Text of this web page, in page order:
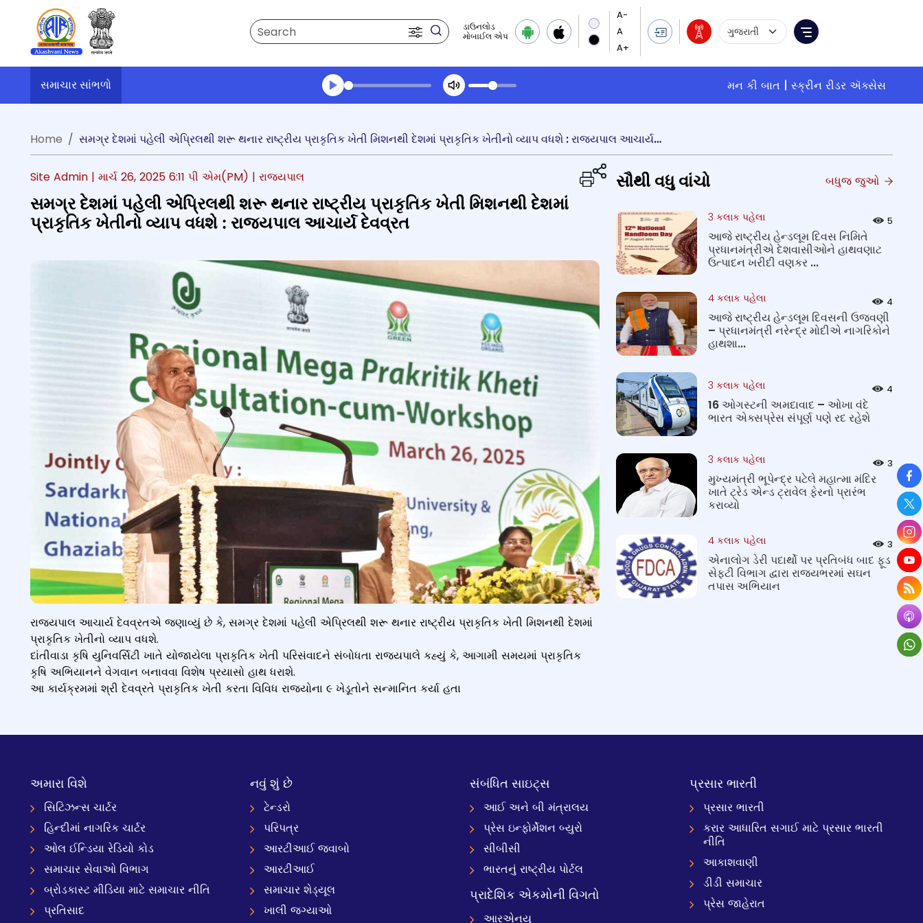
Search
ડાઉનલોડ
મોબાઈલ એપ
Language Selection
Menu
સમાચાર સાંભળો મન કી બાત
સ્ક્રીન રીડર ઍક્સેસ
Transcript summary
Home
સમગ્ર દેશમાં પહેલી એપ્રિલથી શરૂ થનાર રાષ્ટ્રીય પ્રાકૃતિક ખેતી મિશનથી દેશમાં પ્રાકૃતિક ખેતીનો વ્યાપ વધશે : રાજ્યપાલ આચાર્ય દેવવ્રત
Site Admin | માર્ચ 26, 2025 6:11 પી એમ(PM) | રાજ્યપાલ
સમગ્ર દેશમાં પહેલી એપ્રિલથી શરૂ થનાર રાષ્ટ્રીય પ્રાકૃતિક ખેતી મિશનથી દેશમાં
પ્રાકૃતિક ખેતીનો વ્યાપ વધશે : રાજ્યપાલ આચાર્ય દેવવ્રત
રાજ્યપાલ આચાર્ય દેવવ્રતએ જણાવ્યું છે કે, સમગ્ર દેશમાં પહેલી એપ્રિલથી શરૂ થનાર રાષ્ટ્રીય પ્રાકૃતિક ખેતી મિશનથી દેશમાં
પ્રાકૃતિક ખેતીનો વ્યાપ વધશે.
દાંતીવાડા કૃષિ યુનિવર્સિટી ખાતે યોજાયેલા પ્રાકૃતિક ખેતી પરિસંવાદને સંબોધતા રાજ્યપાલે કહ્યું કે, આગામી સમયમાં પ્રાકૃતિક
કૃષિ અભિયાનને વેગવાન બનાવવા વિશેષ પ્રયાસો હાથ ધરાશે.
આ કાર્યક્રમમાં શ્રી દેવવ્રતે પ્રાકૃતિક ખેતી કરતા વિવિધ રાજયોના ૯ ખેડૂતોને સન્માનિત કર્યા હતા
સૌથી વધુ વાંચો બધુજ જુઓ
3 કલાક પહેલા 5
આજે રાષ્ટ્રીય હેન્ડલૂમ દિવસ નિમિતે
પ્રધાનમંત્રીએ દેશવાસીઓને હાથવણાટ
ઉત્પાદન ખરીદી વણકર ...
4 કલાક પહેલા 4
આજે રાષ્ટ્રીય હેન્ડલૂમ દિવસની ઉજવણી
– પ્રધાનમંત્રી નરેન્દ્ર મોદીએ નાગરિકોને
હાથશા...
3 કલાક પહેલા 4
16 ઓગસ્ટની અમદાવાદ – ઓખા વંદે
ભારત એક્સપ્રેસ સંપૂર્ણ પણે રદ રહેશે
3 કલાક પહેલા 3
મુખ્યમંત્રી ભૂપેન્દ્ર પટેલે મહાત્મા મંદિર
ખાતે ટ્રેડ એન્ડ ટ્રાવેલ ફેરનો પ્રારંભ
કરાવ્યો
4 કલાક પહેલા 3
એનાલોગ ડેરી પદાર્થો પર પ્રતિબંધ બાદ ફૂડ
સેફટી વિભાગ દ્વારા રાજ્યભરમાં સઘન
તપાસ અભિયાન
અમારા વિશે
સિટિઝન્સ ચાર્ટર
હિન્દીમાં નાગરિક ચાર્ટર
ઓલ ઈન્ડિયા રેડિયો કોડ
સમાચાર સેવાઓ વિભાગ
બ્રોડકાસ્ટ મીડિયા માટે સમાચાર નીતિ
પ્રતિસાદ
નવું શું છે
ટેન્ડરો
પરિપત્ર
આરટીઆઈ જવાબો
આરટીઆઈ
સમાચાર શેડ્યૂલ
ખાલી જગ્યાઓ
સંબંધિત સાઇટ્સ
આઈ અને બી મંત્રાલય
પ્રેસ ઇન્ફોર્મેશન બ્યુરો
સીબીસી
ભારતનું રાષ્ટ્રીય પોર્ટલ
પ્રાદેશિક એકમોની વિગતો
આરએનયુ
પ્રસાર ભારતી
પ્રસાર ભારતી
કરાર આધારિત સગાઈ માટે પ્રસાર ભારતી
નીતિ
આકાશવાણી
ડીડી સમાચાર
પ્રેસ જાહેરાત